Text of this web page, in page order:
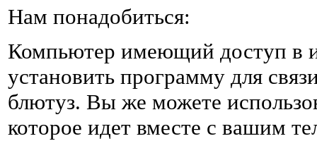
Нам понадобиться:
Компьютер имеющий доступ в
установить программу для
блютуз. Вы же можете
которое идет вместе с вашим